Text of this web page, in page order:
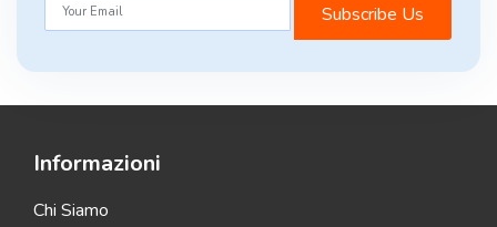
Subscribe Us
Informazioni
Chi Siamo